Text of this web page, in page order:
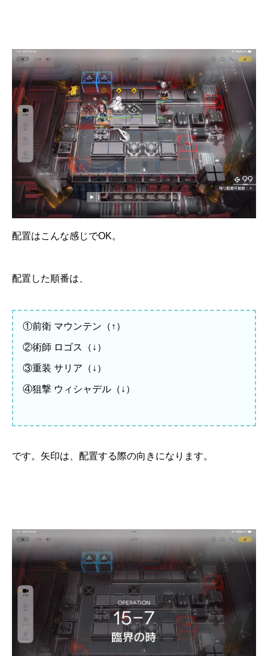
配置はこんな感じでOK。
配置した順番は、
①前衛 マウンテン（↑）
②術師 ロゴス（↓）
③重装 サリア（↓）
④狙撃 ウィシャデル（↓）
です。矢印は、配置する際の向きになります。